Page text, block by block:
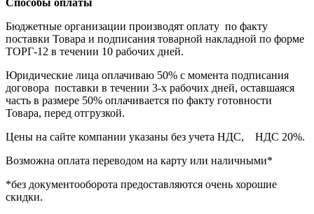
Способы оплаты
Бюджетные организации производят оплату по факту
поставки Товара и подписания товарной накладной по форме
ТОРГ-12 в течении 10 рабочих дней.
Юридические лица оплачиваю 50% с момента подписания
договора поставки в течении 3-х рабочих дней, оставшаяся
часть в размере 50% оплачивается по факту готовности
Товара, перед отгрузкой.
Цены на сайте компании указаны без учета НДС, НДС 20%.
Возможна оплата переводом на карту или наличными*
*без документооборота предоставляются очень хорошие
скидки.